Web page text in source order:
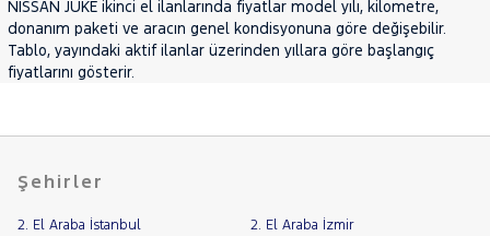
MITSUBISHI
MOTORSIKLET
DIG-T
DCT
Türü
Garanti
Kampanya
Parça
İlan
NISSAN JUKE ikinci el ilanlarında fiyatlar model yılı, kilometre,
donanım paketi ve aracın genel kondisyonuna göre değişebilir.
Tablo, yayındaki aktif ilanlar üzerinden yıllara göre başlangıç
fiyatlarını gösterir.
Şehirler
2. El Araba İstanbul 2. El Araba İzmir